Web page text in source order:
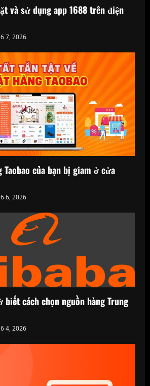
và sử dụng app 1688 trên điện
7, 2026
Taobao của bạn bị giam ở cửa
6, 2026
biết cách chọn nguồn hàng Trung
4, 2026